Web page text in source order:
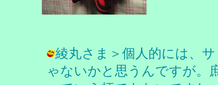
綾丸さま＞個人的には、
ゃないかと思うんですが。